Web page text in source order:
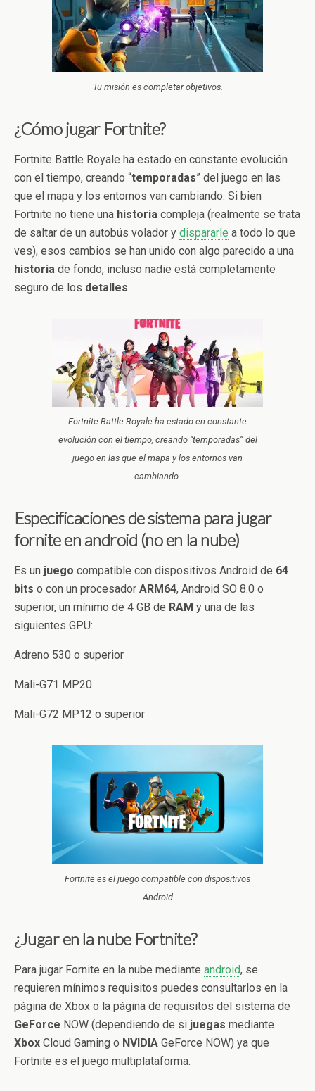
Tu misión es completar objetivos.
¿Cómo jugar Fortnite?
Fortnite Battle Royale ha estado en constante evolución
con el tiempo, creando “temporadas” del juego en las
que el mapa y los entornos van cambiando. Si bien
Fortnite no tiene una historia compleja (realmente se trata
de saltar de un autobús volador y dispararle a todo lo que
ves), esos cambios se han unido con algo parecido a una
historia de fondo, incluso nadie está completamente
seguro de los detalles.
Fortnite Battle Royale ha estado en constante
evolución con el tiempo, creando “temporadas” del
juego en las que el mapa y los entornos van
cambiando.
Especificaciones de sistema para jugar
fornite en android (no en la nube)
Es un juego compatible con dispositivos Android de 64
bits o con un procesador ARM64, Android SO 8.0 o
superior, un mínimo de 4 GB de RAM y una de las
siguientes GPU:
Adreno 530 o superior
Mali-G71 MP20
Mali-G72 MP12 o superior
Fortnite es el juego compatible con dispositivos
Android
¿Jugar en la nube Fortnite?
Para jugar Fornite en la nube mediante android, se
requieren mínimos requisitos puedes consultarlos en la
página de Xbox o la página de requisitos del sistema de
GeForce NOW (dependiendo de si juegas mediante
Xbox Cloud Gaming o NVIDIA GeForce NOW) ya que
Fortnite es el juego multiplataforma.